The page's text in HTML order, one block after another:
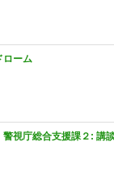
ローム
視庁総合支援課２: 講